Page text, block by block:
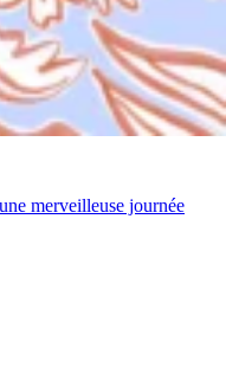
merveilleuse journée